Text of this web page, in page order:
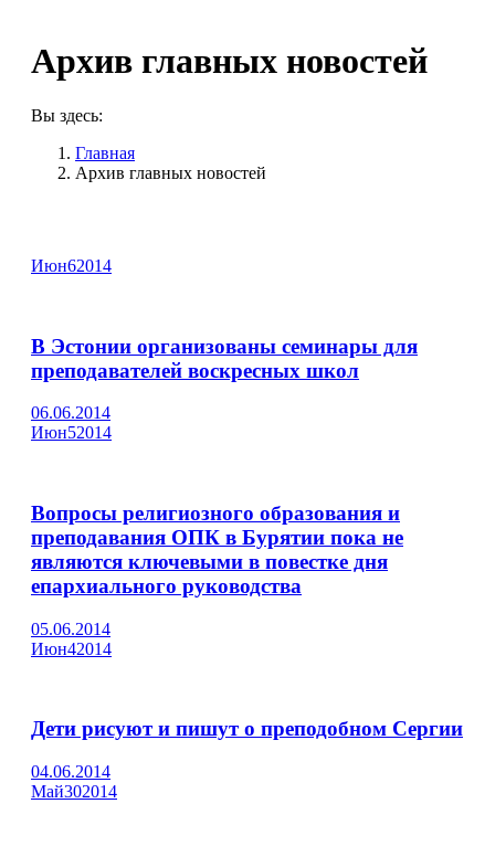
Архив главных новостей
Вы здесь:
Главная
Архив главных новостей
Июн62014
В Эстонии организованы семинары для
преподавателей воскресных школ
06.06.2014
Июн52014
Вопросы религиозного образования и
преподавания ОПК в Бурятии пока не
являются ключевыми в повестке дня
епархиального руководства
05.06.2014
Июн42014
Дети рисуют и пишут о преподобном Сергии
04.06.2014
Май302014